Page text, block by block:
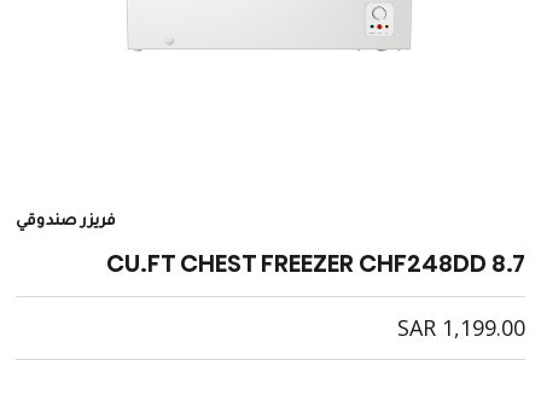
فريزر صندوقي
8.7 CU.FT CHEST FREEZER CHF248DD
SAR1,199.00